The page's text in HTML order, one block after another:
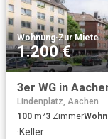
Wohnung·Zur Miete
1.200 €
Lindenplatz, Aachen
100 m²3 Zimmer
·Keller